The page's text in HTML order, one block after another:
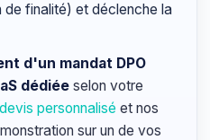
finalité) et déclenche la
d'un mandat DPO
dédiée selon votre
personnalisé et nos
sur un de vos